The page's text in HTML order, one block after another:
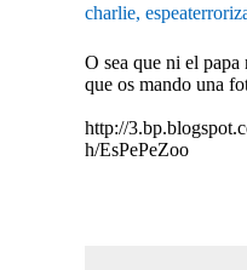
charlie,
O sea que ni el
que os mando una
http://
h/EsPePeZoo